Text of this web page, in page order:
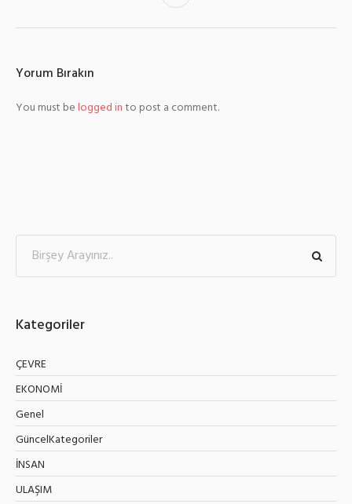
Yorum Bırakın
You must belogged into post a comment.
Kategoriler
ÇEVRE
EKONOMİ
Genel
GüncelKategoriler
İNSAN
ULAŞIM